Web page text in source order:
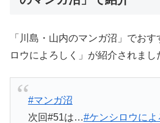
「川島・山内のマンガ沼」でお
ロウによろしく」が紹介されまし
#マンガ沼
次回#51は…#ケンシロウによ